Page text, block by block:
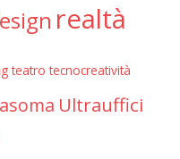
realtà
teatro tecnocreatività
Ultrauffici